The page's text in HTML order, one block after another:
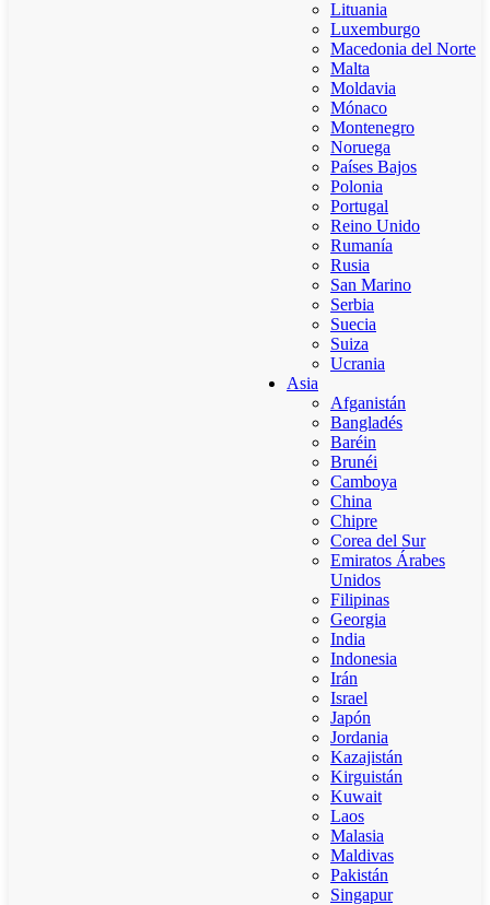
Lituania
Luxemburgo
Macedonia del Norte
Malta
Moldavia
Mónaco
Montenegro
Noruega
Países Bajos
Polonia
Portugal
Reino Unido
Rumanía
Rusia
San Marino
Serbia
Suecia
Suiza
Ucrania
Asia
Afganistán
Bangladés
Baréin
Brunéi
Camboya
China
Chipre
Corea del Sur
Emiratos Árabes
Unidos
Filipinas
Georgia
India
Indonesia
Irán
Israel
Japón
Jordania
Kazajistán
Kirguistán
Kuwait
Laos
Malasia
Maldivas
Pakistán
Singapur